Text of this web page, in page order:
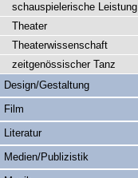
schauspielerische Leistung
Theater
Theaterwissenschaft
zeitgenössischer Tanz
Design/Gestaltung
Film
Literatur
Medien/Publizistik